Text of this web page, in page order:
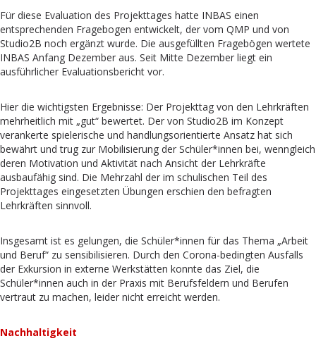
Für diese Evaluation des Projekttages hatte INBAS einen
entsprechenden Fragebogen entwickelt, der vom QMP und von
Studio2B noch ergänzt wurde. Die ausgefüllten Fragebögen wertete
INBAS Anfang Dezember aus. Seit Mitte Dezember liegt ein
ausführlicher Evaluationsbericht vor.
Hier die wichtigsten Ergebnisse: Der Projekttag von den Lehrkräften
mehrheitlich mit „gut“ bewertet. Der von Studio2B im Konzept
verankerte spielerische und handlungsorientierte Ansatz hat sich
bewährt und trug zur Mobilisierung der Schüler*innen bei, wenngleich
deren Motivation und Aktivität nach Ansicht der Lehrkräfte
ausbaufähig sind. Die Mehrzahl der im schulischen Teil des
Projekttages eingesetzten Übungen erschien den befragten
Lehrkräften sinnvoll.
Insgesamt ist es gelungen, die Schüler*innen für das Thema „Arbeit
und Beruf“ zu sensibilisieren. Durch den Corona-bedingten Ausfalls
der Exkursion in externe Werkstätten konnte das Ziel, die
Schüler*innen auch in der Praxis mit Berufsfeldern und Berufen
vertraut zu machen, leider nicht erreicht werden.
Nachhaltigkeit